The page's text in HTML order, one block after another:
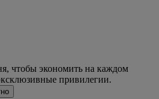
чтобы экономить на каждом
привилегии.